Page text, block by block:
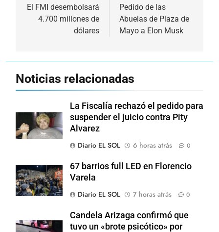
de
El FMI desembolsará
4.700 millones de
dólares
Pedido de las
Abuelas de Plaza de
Mayo a Elon Musk
Noticias relacionadas
La Fiscalía rechazó el pedido para
suspender el juicio contra Pity
Alvarez
Diario EL SOL
6 horas atrás 0
67 barrios full LED en Florencio
Varela
Diario EL SOL
7 horas atrás 0
Candela Arizaga confirmó que
tuvo un «brote psicótico» por